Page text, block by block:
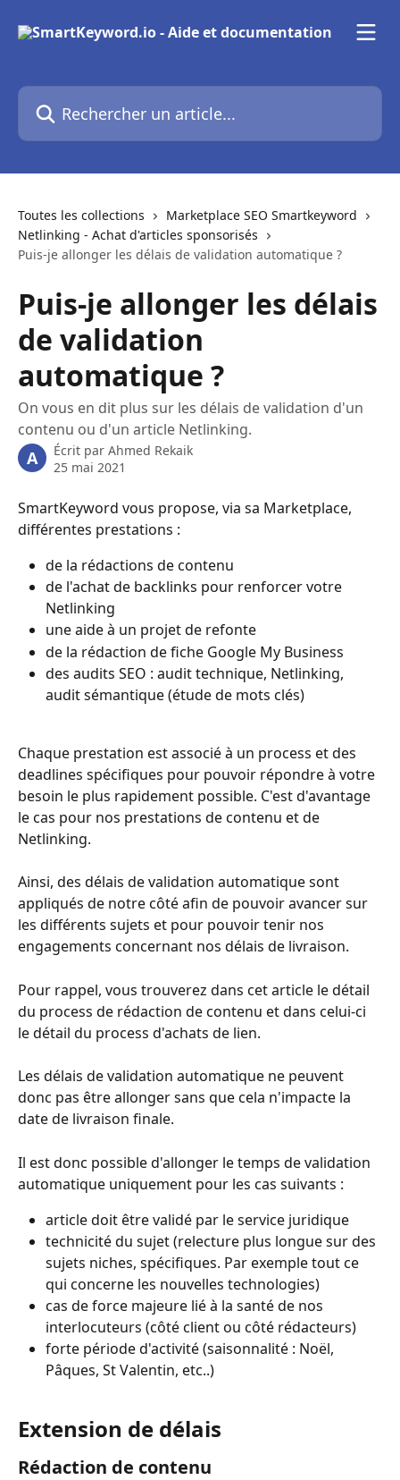
Rechercher un article...
Toutes les collections
Marketplace SEO Smartkeyword
Netlinking - Achat d'articles sponsorisés
Puis-je allonger les délais de validation automatique ?
Puis-je allonger les délais
de validation
automatique ?
On vous en dit plus sur les délais de validation d'un
contenu ou d'un article Netlinking.
A Écrit par Ahmed Rekaik
25 mai 2021
SmartKeyword vous propose, via sa Marketplace,
différentes prestations :
de la rédactions de contenu
de l'achat de backlinks pour renforcer votre
Netlinking
une aide à un projet de refonte
de la rédaction de fiche Google My Business
des audits SEO : audit technique, Netlinking,
audit sémantique (étude de mots clés)
Chaque prestation est associé à un process et des
deadlines spécifiques pour pouvoir répondre à votre
besoin le plus rapidement possible. C'est d'avantage
le cas pour nos prestations de contenu et de
Netlinking.
Ainsi, des délais de validation automatique sont
appliqués de notre côté afin de pouvoir avancer sur
les différents sujets et pour pouvoir tenir nos
engagements concernant nos délais de livraison.
Pour rappel, vous trouverez dans cet article le détail
du process de rédaction de contenu et dans celui-ci
le détail du process d'achats de lien.
Les délais de validation automatique ne peuvent
donc pas être allonger sans que cela n'impacte la
date de livraison finale.
Il est donc possible d'allonger le temps de validation
automatique uniquement pour les cas suivants :
article doit être validé par le service juridique
technicité du sujet (relecture plus longue sur des
sujets niches, spécifiques. Par exemple tout ce
qui concerne les nouvelles technologies)
cas de force majeure lié à la santé de nos
interlocuteurs (côté client ou côté rédacteurs)
forte période d'activité (saisonnalité : Noël,
Pâques, St Valentin, etc..)
Extension de délais
Rédaction de contenu